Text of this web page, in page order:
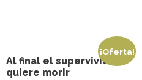
¡Oferta!
Al final el superviviente
quiere morir